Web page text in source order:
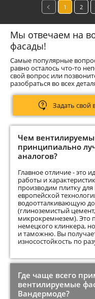
1 2
Чем
принципиально
аналогов?
Главное отличие - это
работы и
производим плитку
европейской
водоотталкивающую
(глиноземистый
микрокремнезем). Это
немецкого клинкера,
и таможню. Вы
износостойкость по
Где чаще всего
вентилируемые
Вандермоде?
Мы отвечаем на
фасады!
Самые популярные
равно осталось что-то
свой вопрос или
разобраться во всех
Задать свой